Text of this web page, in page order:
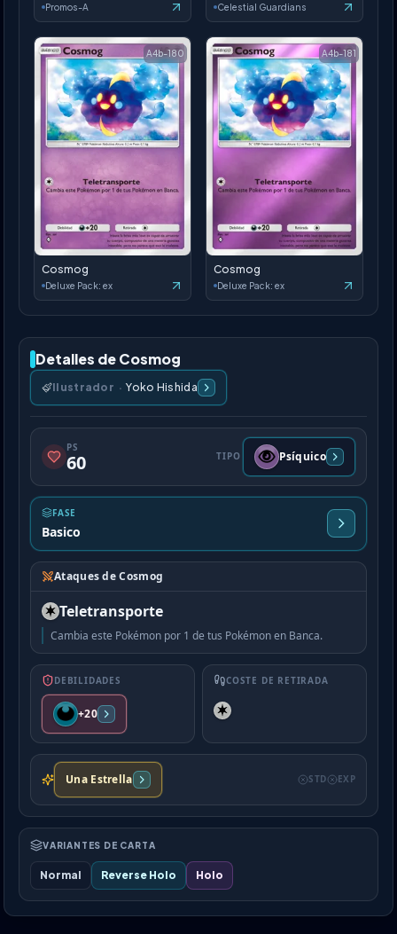
Promos-A Celestial Guardians
A4b-180
Cosmog
Deluxe Pack: ex
A4b-181
Cosmog
Deluxe Pack: ex
Detalles de Cosmog
Ilustrador · Yoko Hishida
PS
60 TIPO Psíquico
FASE
Basico
Ataques de Cosmog
Teletransporte
Cambia este Pokémon por 1 de tus Pokémon en Banca.
DEBILIDADES
+20
COSTE DE RETIRADA
Una Estrella STD EXP
VARIANTES DE CARTA
Normal Reverse Holo Holo